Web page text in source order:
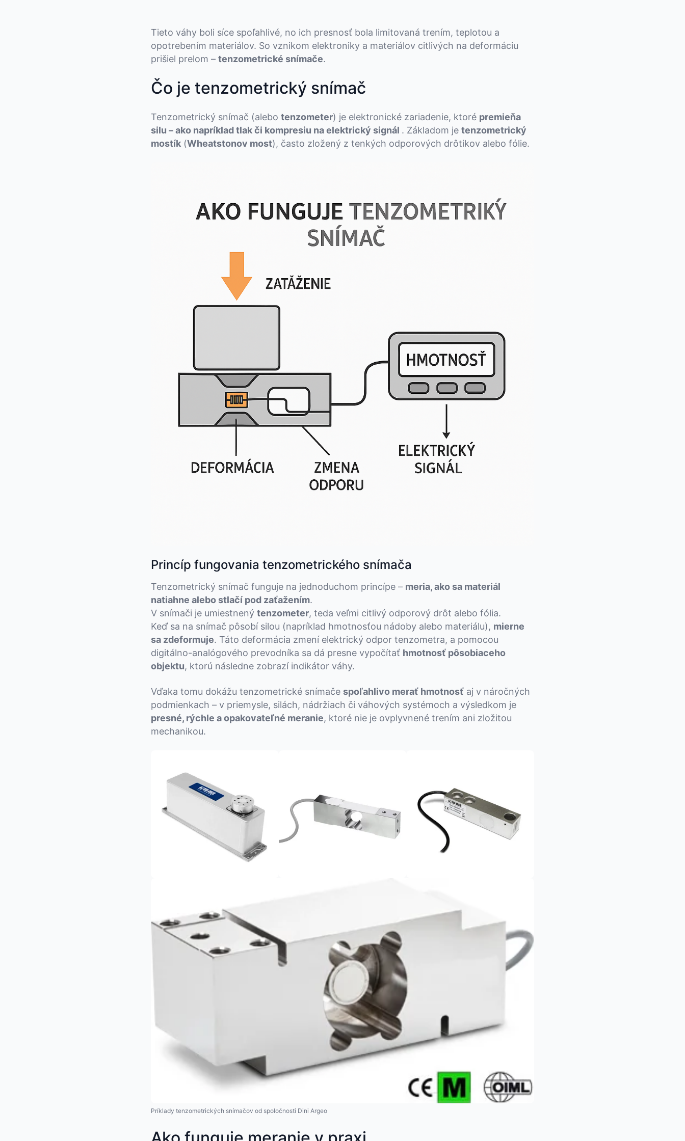
Tieto váhy boli síce spoľahlivé, no ich presnosť bola limitovaná trením, teplotou a
opotrebením materiálov. So vznikom elektroniky a materiálov citlivých na deformáciu
prišiel prelom – tenzometrické snímače.
Čo je tenzometrický snímač
Tenzometrický snímač (alebo tenzometer) je elektronické zariadenie, ktoré premieňa
silu – ako napríklad tlak či kompresiu na elektrický signál . Základom je tenzometrický
mostík (Wheatstonov most), často zložený z tenkých odporových drôtikov alebo fólie.
Princíp fungovania tenzometrického snímača
Tenzometrický snímač funguje na jednoduchom princípe – meria, ako sa materiál
natiahne alebo stlačí pod zaťažením.
V snímači je umiestnený tenzometer, teda veľmi citlivý odporový drôt alebo fólia.
Keď sa na snímač pôsobí silou (napríklad hmotnosťou nádoby alebo materiálu), mierne
sa zdeformuje. Táto deformácia zmení elektrický odpor tenzometra, a pomocou
digitálno-analógového prevodníka sa dá presne vypočítať hmotnosť pôsobiaceho
objektu, ktorú následne zobrazí indikátor váhy.
Vďaka tomu dokážu tenzometrické snímače spoľahlivo merať hmotnosť aj v náročných
podmienkach – v priemysle, silách, nádržiach či váhových systémoch a výsledkom je
presné, rýchle a opakovateľné meranie, ktoré nie je ovplyvnené trením ani zložitou
mechanikou.
Príklady tenzometrických snímačov od spoločnosti Dini Argeo